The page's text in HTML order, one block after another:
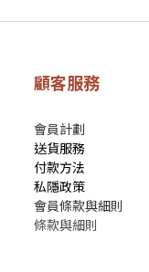
顧客服務
會員計劃
送貨服務
付款方法
私隱政策
會員條款與細則
條款與細則